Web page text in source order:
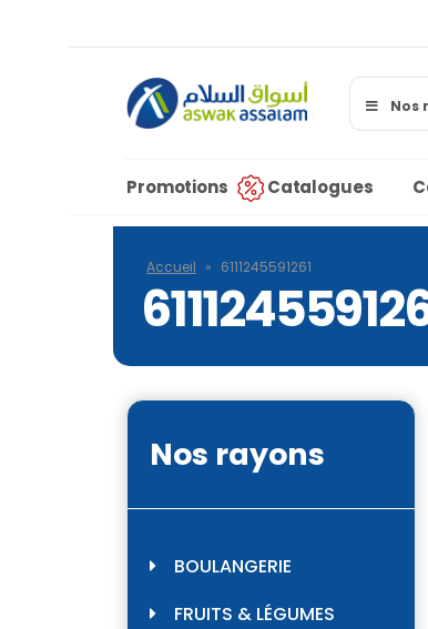
Nos
Promotions Catalogues
Accueil » 6111245591261
Nos rayons
BOULANGERIE
FRUITS & LÉGUMES